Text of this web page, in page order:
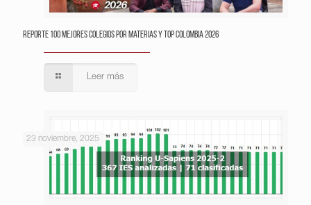
Reporte 100 Mejores Colegios por Materias y Top Colombia 2026
Leer más
23 noviembre, 2025